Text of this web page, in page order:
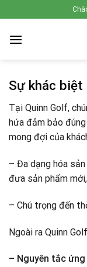
to
content
Sự khác biệt
Tại Quinn Golf,
hứa đảm bảo
mong đợi của
– Đa dạng hóa
đưa sản phẩm
– Chú trọng đến
Ngoài ra Quinn
– Nguyên tắc ứng